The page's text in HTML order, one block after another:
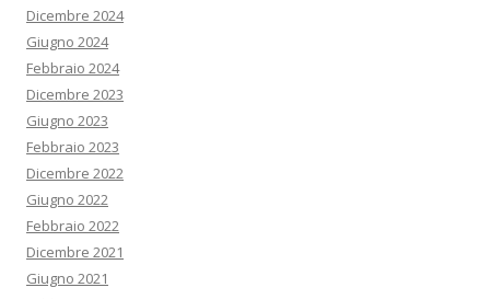
Dicembre 2024
Giugno 2024
Febbraio 2024
Dicembre 2023
Giugno 2023
Febbraio 2023
Dicembre 2022
Giugno 2022
Febbraio 2022
Dicembre 2021
Giugno 2021